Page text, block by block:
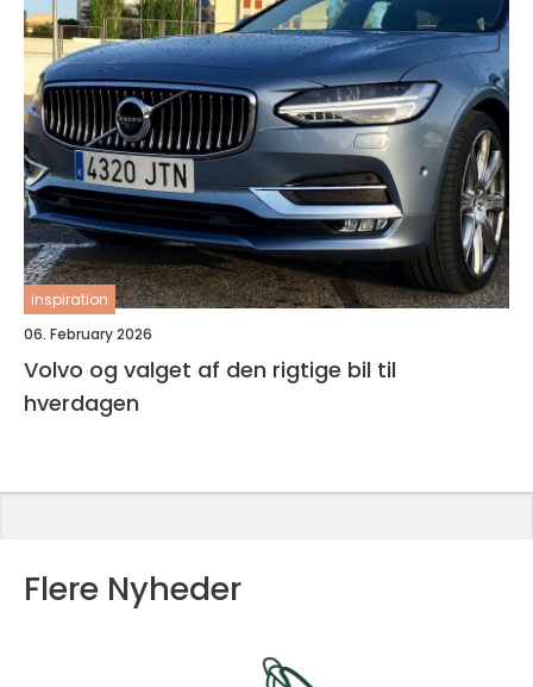
inspiration
06. February 2026
Volvo og valget af den rigtige bil til
hverdagen
Flere Nyheder